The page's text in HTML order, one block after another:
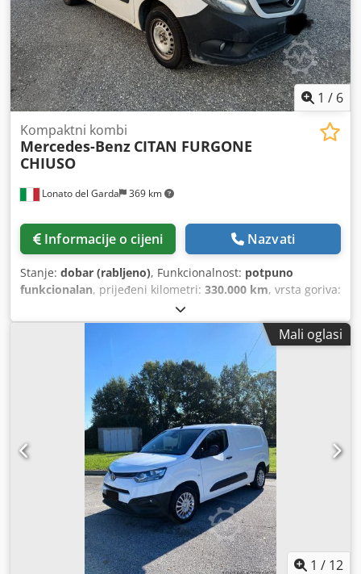
1 / 6
Lonato del Garda 369 km
Kompaktni kombi
Mercedes-Benz CITAN FURGONE
CHIUSO
Informacije o cijeni Nazvati
Stanje: dobar (rabljeno), Funkcionalnost: potpuno
funkcionalan, prijeđeni kilometri: 330.000 km, vrsta goriva:
, vrsta prijenosa:
klasa:Euro 5, Godina proizvodnje:2014, Oprema:ABS,
Mali oglasi
1 / 12